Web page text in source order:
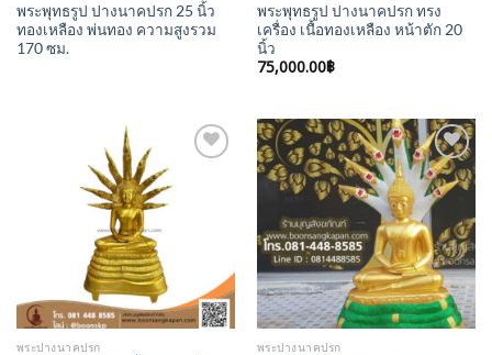
พระพุทธรูป ปางนาคปรก 25 นิ้ว
ทองเหลือง พ่นทอง ความสูงรวม
170 ซม.
พระพุทธรูป ปางนาคปรก ทรง
เครื่อง เนื้อทองเหลือง หน้าตัก 20
นิ้ว
75,000.00฿
พระปางนาคปรก
Add to
Wishlist
พระปางนาคปรก